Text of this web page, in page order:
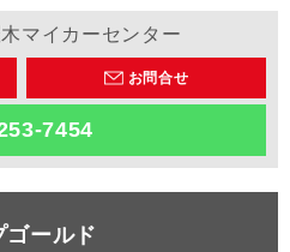
マイカーセンター
お問合せ
7454
ールド